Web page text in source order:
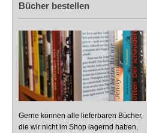
Bücher bestellen
Gerne können alle lieferbaren Bücher,
die wir nicht im Shop lagernd haben,